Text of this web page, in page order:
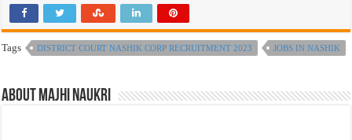
Tags DISTRICT COURT NASHIK CORP RECRUITMENT 2023 JOBS IN NASHIK
About Majhi Naukri